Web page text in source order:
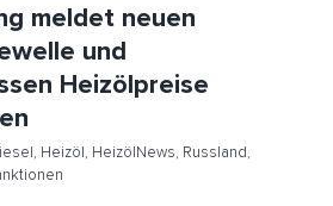
meldet neuen
und
Heizölpreise
, Heizöl, HeizölNews, Russland,